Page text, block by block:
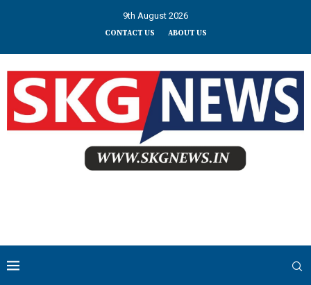
9th August 2026
CONTACT US ABOUT US